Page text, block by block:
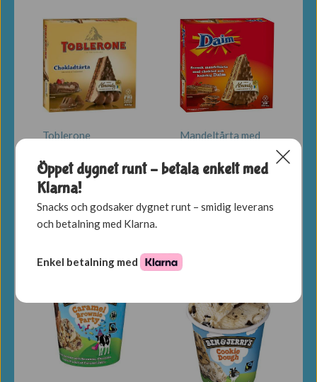
Toblerone
79,00kr
LÄGG TILL I
VARUKORG
Mandeltårta med
86,00kr
LÄGG TILL I
VARUKORG
Öppet dygnet runt – betala enkelt med
Klarna!
Snacks och godsaker dygnet runt – smidig leverans
och betalning med Klarna.
Enkel betalning med